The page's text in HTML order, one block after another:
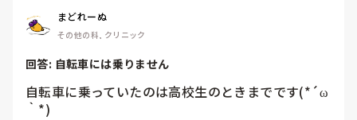
まどれーぬ
その他の科, クリニック
回答: 自転車には乗りません
自転車に乗っていたのは高校生のときまでです(*´ω
｀*)